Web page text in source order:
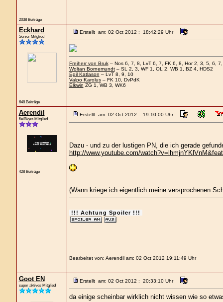
2038 Beiträge
Eckhard
Senior Mitglied
648 Beiträge
Erstellt am: 02 Oct 2012 : 18:42:29 Uhr
Freiherr von Bruk– Nos 6, 7, 8, LvT 6, 7, FK 6, 8, Hor 2, 3, 5, 6,
Woltan Bornemundt– SL 2, 3, WF 1, OL 2, WB 1, BZ 4, HDS2
Egil Katlason – LvT 8, 9, 10
Valpo Karolus– FK 10, DvPdK
Elkwin ZG 1, WB 3, WK6
Aerendil
fleißiges Mitglied
428 Beiträge
Erstellt am: 02 Oct 2012 : 19:10:00 Uhr
Dazu - und zu der lustigen PN, die ich gerade
http://www.youtube.com/
(Wann kriege ich eigentlich meine versprochenen
!!! Achtung Spoiler !!!
Bearbeitet von: Aerendil am: 02 Oct 2012 19:11:49 Uhr
Goot EN
super aktives Mitglied
Erstellt am: 02 Oct 2012 : 20:33:10 Uhr
da einige scheinbar wirklich nicht wissen wie so